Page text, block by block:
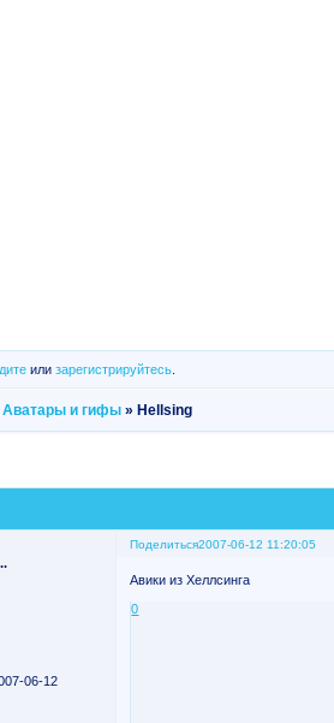
или зарегистрируйтесь.
Аватары и гифы » Hellsing
Поделиться2007-06-12 11:20:05
06-12
Авики из Хеллсинга
0